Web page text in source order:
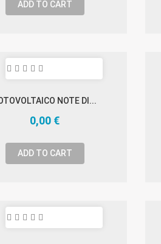
ADD TO CART
NOTE DI...
0,00 €
ADD TO CART